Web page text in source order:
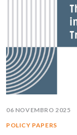
06 NOVEMBRO 2025
POLICY PAPERS